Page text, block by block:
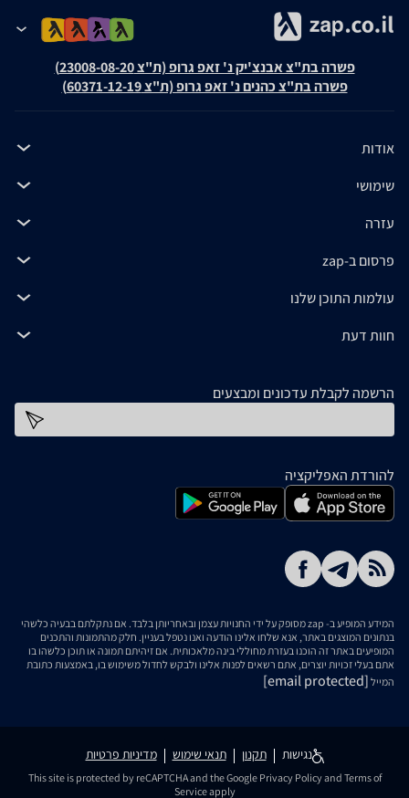
פשרה בת"צ אבנצ'יק נ' זאפ גרופ (ת"צ 23008-08-20)
פשרה בת"צ כהנים נ' זאפ גרופ (ת"צ 60371-12-19)
אודות
שימושי
עזרה
פרסום ב-zap
עולמות התוכן שלנו
חוות דעת
הרשמה לקבלת עדכונים ומבצעים
להורדת האפליקציה
המידע המופיע ב- zap מסופק על ידי החנויות עצמן ובאחריותן בלבד. אם נתקלתם בבעיה כלשהי
בנתונים המוצגים באתר, אנא שלחו אלינו הודעה ואנו נטפל בעניין. חלק מהתמונות והתכנים
המופיעים באתר זה הוכנו בעזרת מחוללי בינה מלאכותית. אם זיהיתם תמונה או תוכן כלשהו בו
אתם בעלי זכויות יוצרים, אתם רשאים לפנות אלינו ולבקש לחדול משימוש בו, באמצעות כתובת
המייל [email protected]
נגישות תקנון תנאי שימוש מדיניות פרטיות
This site is protected by reCAPTCHA and the Google Privacy Policyand Terms of
Serviceapply